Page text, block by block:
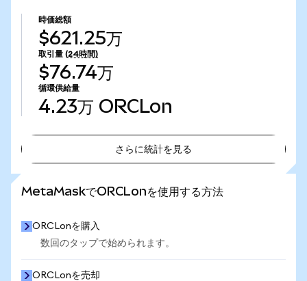
時価総額
$621.25万
取引量 (24時間)
$76.74万
循環供給量
4.23万 ORCLon
さらに統計を見る
MetaMaskでORCLonを使用する方法
ORCLonを購入
数回のタップで始められます。
ORCLonを売却